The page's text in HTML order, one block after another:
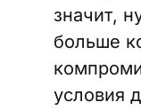
значит,
больше
условия